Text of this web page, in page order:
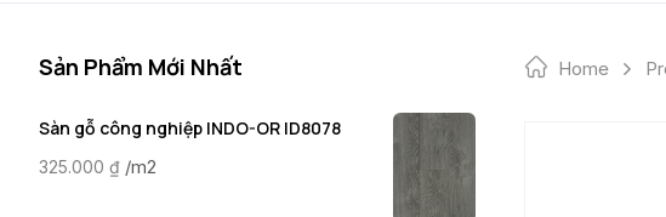
Home
Sản Phẩm Mới Nhất
Sàn gỗ công nghiệp INDO-OR ID8078
325.000 ₫ /m2